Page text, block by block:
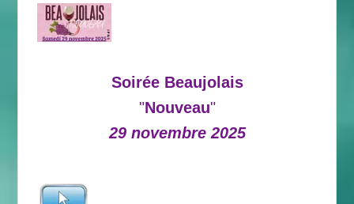
Soirée Beaujolais
"Nouveau"
29 novembre 2025